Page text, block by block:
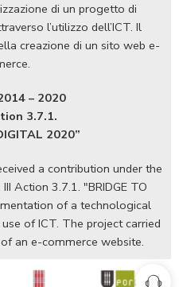
di un progetto di
l’utilizzo dell’ICT. Il
creazione di un sito web e-
– 2020
3.7.1.
2020”
a contribution under the
Action 3.7.1. "BRIDGE TO
of a technological
of ICT. The project carried
an e-commerce website.